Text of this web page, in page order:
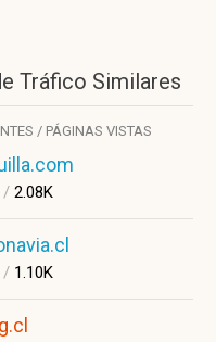
Tráfico Similares
/ PÁGINAS VISTAS
/ 2.08K
/ 1.10K